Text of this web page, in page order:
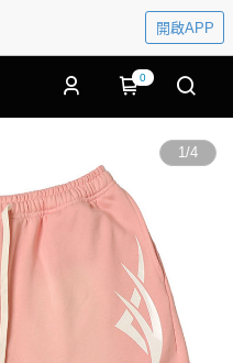
開啟APP
0
1/4